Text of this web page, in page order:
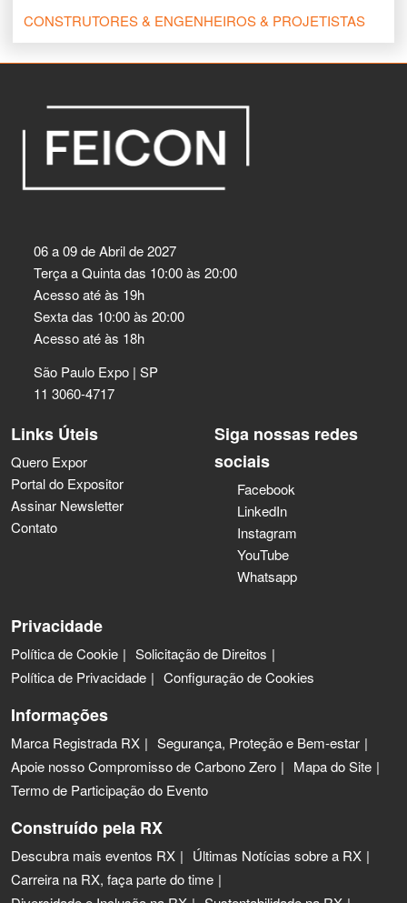
CONSTRUTORES & ENGENHEIROS & PROJETISTAS
06 a 09 de Abril de 2027
Terça a Quinta das 10:00 às 20:00
Acesso até às 19h
Sexta das 10:00 às 20:00
Acesso até às 18h
São Paulo Expo | SP
11 3060-4717
Links Úteis
Quero Expor
Portal do Expositor
Assinar Newsletter
Contato
Siga nossas redes
sociais
Facebook
LinkedIn
Instagram
YouTube
Whatsapp
Privacidade
Política de Cookie
Solicitação de Direitos
Política de Privacidade
Configuração de Cookies
Informações
Marca Registrada RX
Segurança, Proteção e Bem-estar
Apoie nosso Compromisso de Carbono Zero
Mapa do Site
Termo de Participação do Evento
Construído pela RX
Descubra mais eventos RX
Últimas Notícias sobre a RX
Carreira na RX, faça parte do time